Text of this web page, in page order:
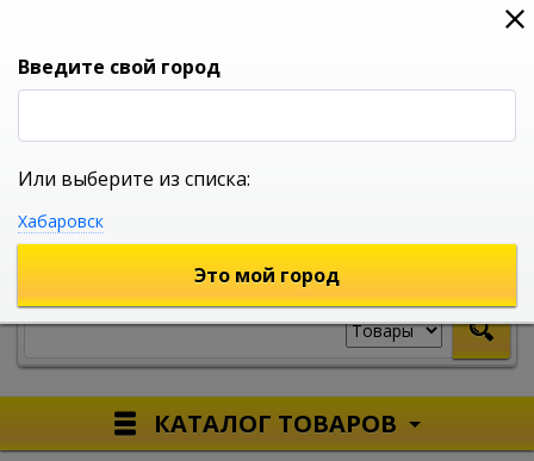
0
УНИВЕРСАЛЬНЫЙ ИНТЕРНЕТ МАГАЗИН
КАТАЛОГ ТОВАРОВ
Введите свой город
Или выберите из списка:
Хабаровск
Это мой город